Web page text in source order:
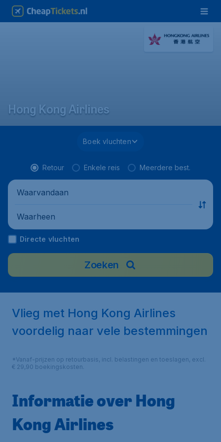
Hong Kong Airlines
Boek vluchten
Retour Enkele reis Meerdere best.
Waarvandaan
Waarheen
Directe vluchten
Zoeken
Vlieg met Hong Kong Airlines
voordelig naar vele bestemmingen
*Vanaf-prijzen op retourbasis, incl. belastingen en toeslagen, excl.
€ 29,90 boekingskosten.
Informatie over Hong
Kong Airlines